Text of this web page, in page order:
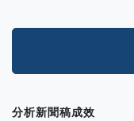
分析新聞稿成效